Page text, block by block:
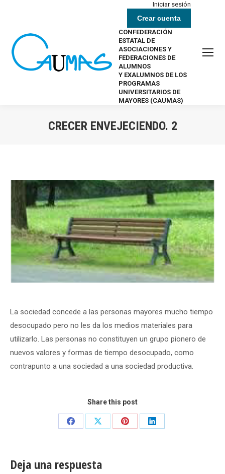
Iniciar sesión
Crear cuenta
CONFEDERACIÓN
ESTATAL DE
ASOCIACIONES Y
FEDERACIONES DE
ALUMNOS
Y EXALUMNOS DE LOS
PROGRAMAS
UNIVERSITARIOS DE
MAYORES (CAUMAS)
CRECER ENVEJECIENDO. 2
La sociedad concede a las personas mayores mucho tiempo
desocupado pero no les da los medios materiales para
utilizarlo. Las personas no constituyen un grupo pionero de
nuevos valores y formas de tiempo desocupado, como
contrapunto a una sociedad a una sociedad productiva.
Share this post
Share
Share
Share
Share
Deja una respuesta